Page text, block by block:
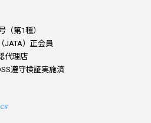
（第1種）
JATA）正会員
代理店
遵守検証実施済